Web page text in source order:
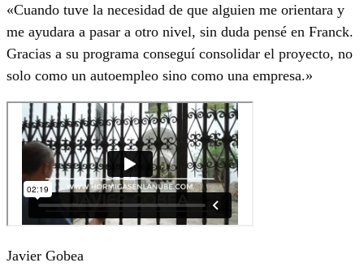
«Cuando tuve la necesidad de que alguien me orientara y
me ayudara a pasar a otro nivel, sin duda pensé en Franck.
Gracias a su programa conseguí consolidar el proyecto, no
solo como un autoempleo sino como una empresa.»
Javier Gobea